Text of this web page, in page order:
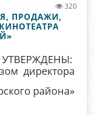
320
ПРОДАЖИ,
УТВЕРЖДЕНЫ:
директора
района»